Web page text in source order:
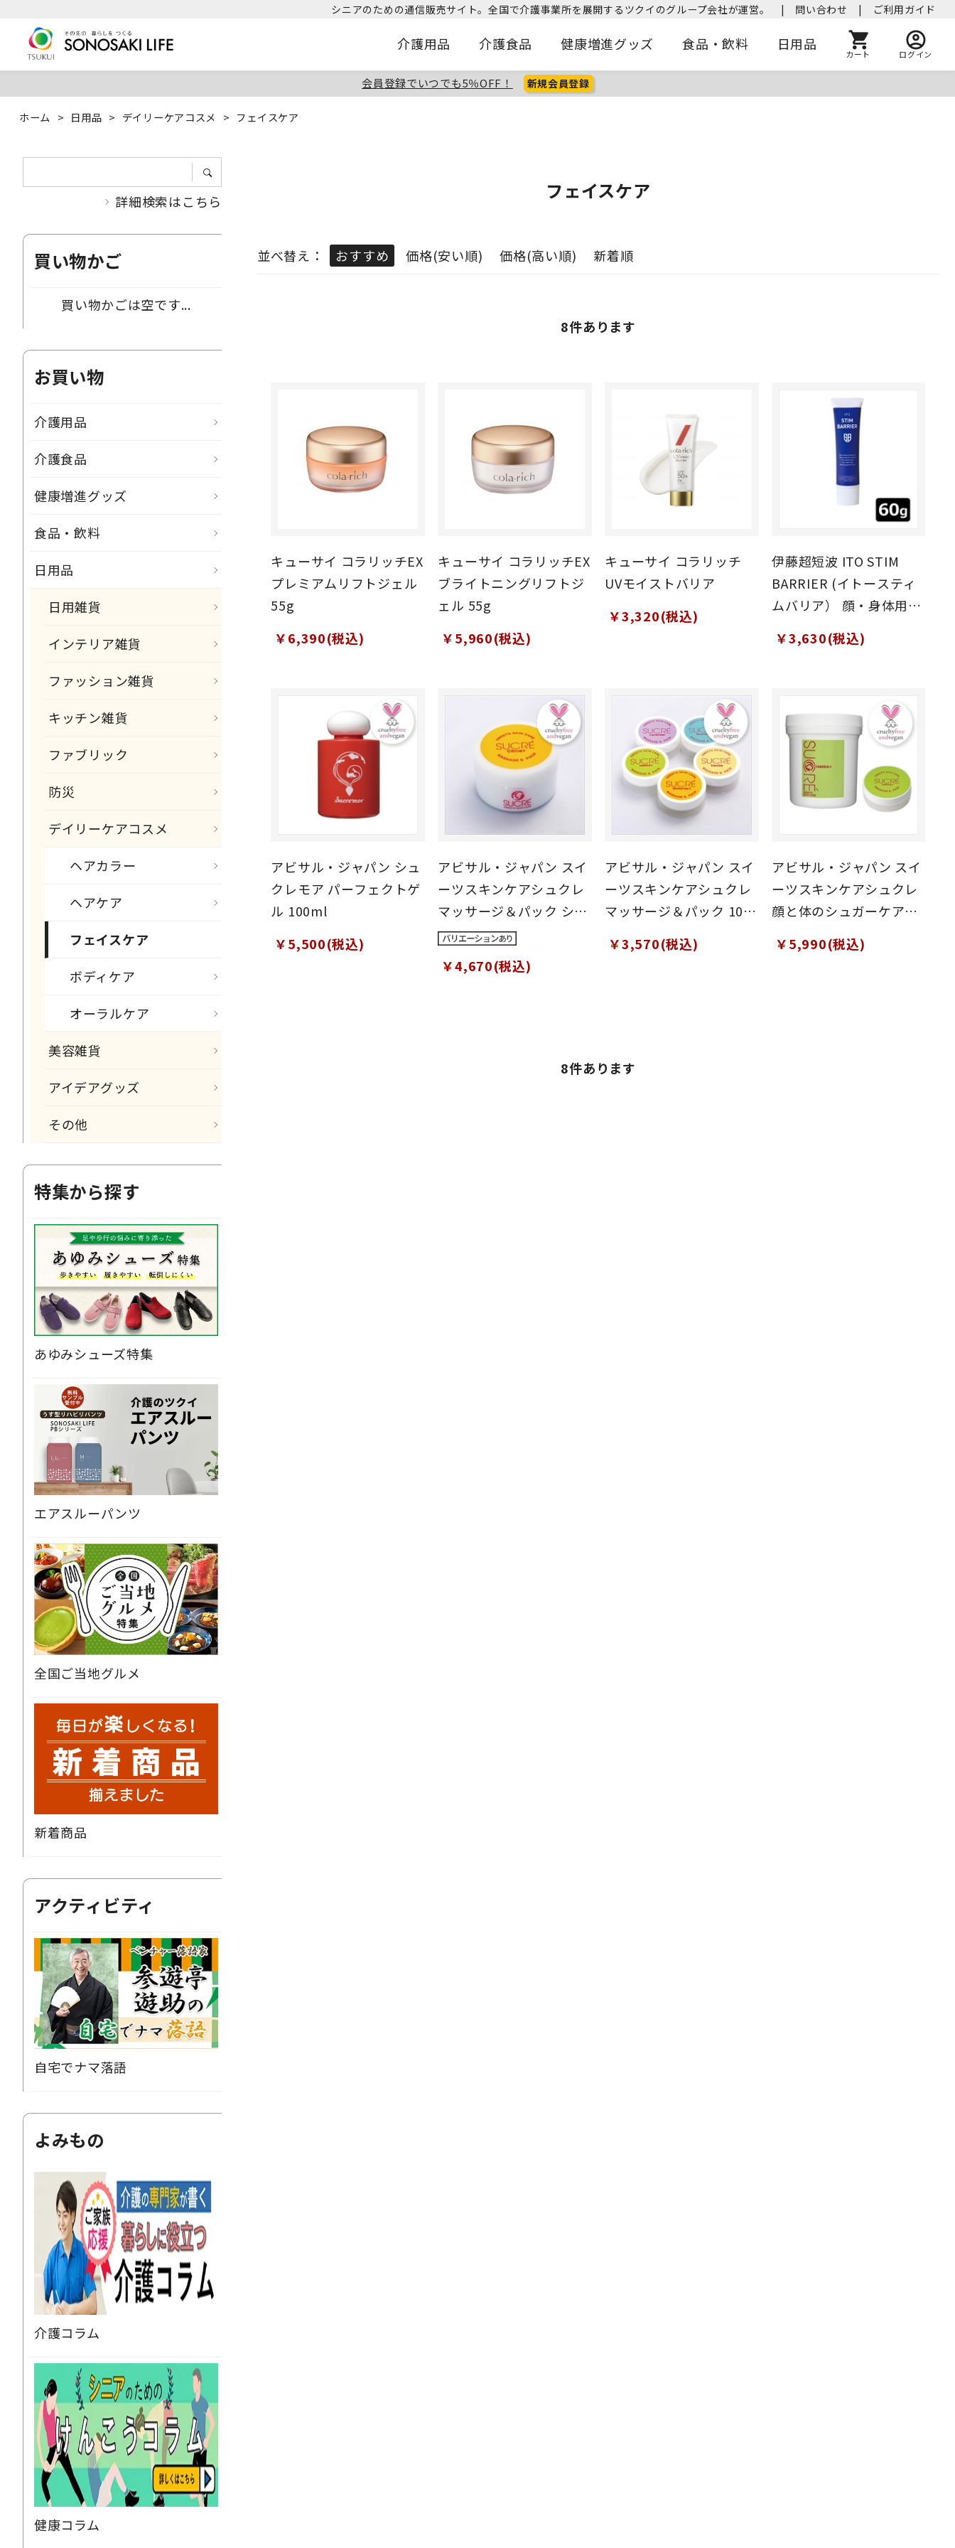
シニアのための通信販売サイト。全国で介護事業所を展開するツクイのグループ会社が運営。 | 問い合わせ | ご利用ガイド
介護用品 介護食品 健康増進グッズ 食品・飲料 日用品
カート ログイン
会員登録でいつでも5％OFF！ 新規会員登録
ホーム > 日用品 > デイリーケアコスメ > フェイスケア
詳細検索はこちら
買い物かご
買い物かごは空です...
お買い物
介護用品
介護食品
健康増進グッズ
食品・飲料
日用品
日用雑貨
インテリア雑貨
ファッション雑貨
キッチン雑貨
ファブリック
防災
デイリーケアコスメ
ヘアカラー
ヘアケア
フェイスケア
ボディケア
オーラルケア
美容雑貨
アイデアグッズ
その他
特集から探す
あゆみシューズ特集
エアスルーパンツ
全国ご当地グルメ
新着商品
アクティビティ
自宅でナマ落語
よみもの
介護コラム
健康コラム
フェイスケア
並べ替え： おすすめ 価格(安い順) 価格(高い順) 新着順
8件あります
キューサイ コラリッチEX
プレミアムリフトジェル
55g
￥6,390(税込)
キューサイ コラリッチEX
ブライトニングリフトジ
ェル 55g
￥5,960(税込)
キューサイ コラリッチ
UVモイストバリア
￥3,320(税込)
伊藤超短波 ITO STIM
BARRIER (イトースティ
ムバリア） 顔・身体用ジ
￥3,630(税込)
アビサル・ジャパン シュ
クレモア パーフェクトゲ
ル 100ml
￥5,500(税込)
アビサル・ジャパン スイ
ーツスキンケアシュクレ
マッサージ＆パック シト
ラス 100g
￥4,670(税込)
アビサル・ジャパン スイ
ーツスキンケアシュクレ
マッサージ＆パック 10g
￥3,570(税込)
アビサル・ジャパン スイ
ーツスキンケアシュクレ
顔と体のシュガーケアセ
ット (シュクレM&P35g/
シュクレF&B200g)
￥5,990(税込)
8件あります